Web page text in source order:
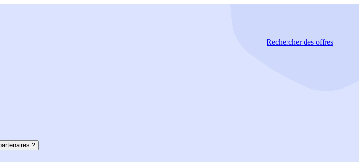
Rechercherdes offres
?